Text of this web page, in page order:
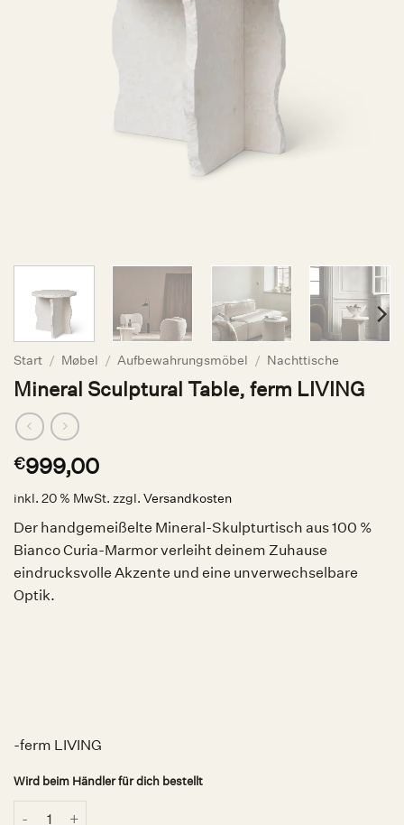
Start / Møbel / Aufbewahrungsmöbel / Nachttische
Mineral Sculptural Table, ferm LIVING
€999,00
inkl. 20 % MwSt. zzgl. Versandkosten
Der handgemeißelte Mineral-Skulpturtisch aus 100 %
Bianco Curia-Marmor verleiht deinem Zuhause
eindrucksvolle Akzente und eine unverwechselbare
Optik.
-ferm LIVING
Wird beim Händler für dich bestellt